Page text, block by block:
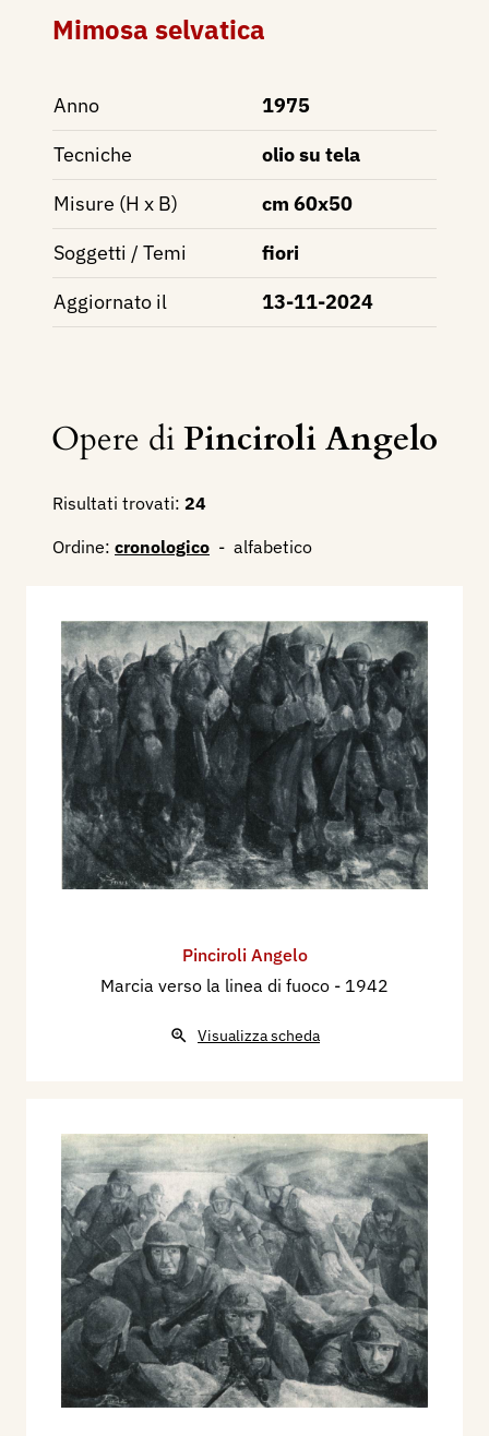
Mimosa selvatica
Anno
1975
Tecniche
olio su tela
Misure (H x B)
cm 60x50
Soggetti / Temi
fiori
Aggiornato il
13-11-2024
Opere diPinciroli Angelo
Risultati trovati: 24
Ordine: cronologico - alfabetico
Pinciroli Angelo
Marcia verso la linea di fuoco - 1942
Visualizza scheda